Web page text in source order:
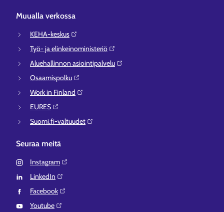
Muualla verkossa
KEHA-keskus⁠
Työ- ja elinkeinoministeriö⁠
Aluehallinnon asiointipalvelu⁠
Osaamispolku⁠
Work in Finland⁠
EURES⁠
Suomi.fi-valtuudet⁠
Seuraa meitä
Instagram⁠
LinkedIn⁠
Facebook⁠
Youtube⁠